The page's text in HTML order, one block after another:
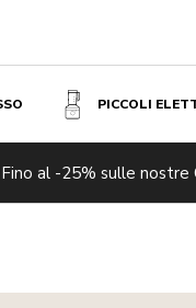
PICCOLI
Fino al -25% sulle